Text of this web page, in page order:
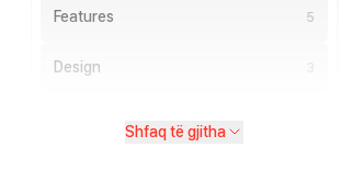
Features 5
Design
Shfaq të gjitha